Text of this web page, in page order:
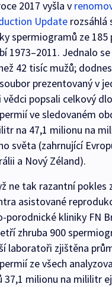
2017 vyšla v
Update rozsáhlá
spermiogramů ze 185
1973–2011. Jednalo
42 tisíc mužů;
prezentovaný v
vědci popsali celkový
ve sledovaném
na 47,1 milionu na
světa (zahrnující
a Nový Zéland).
ne tak razantní pokles
asistované
porodnické kliniky FN
zhruba 900
laboratoři zjištěna
ze všech
37,1 milionu na mililitr